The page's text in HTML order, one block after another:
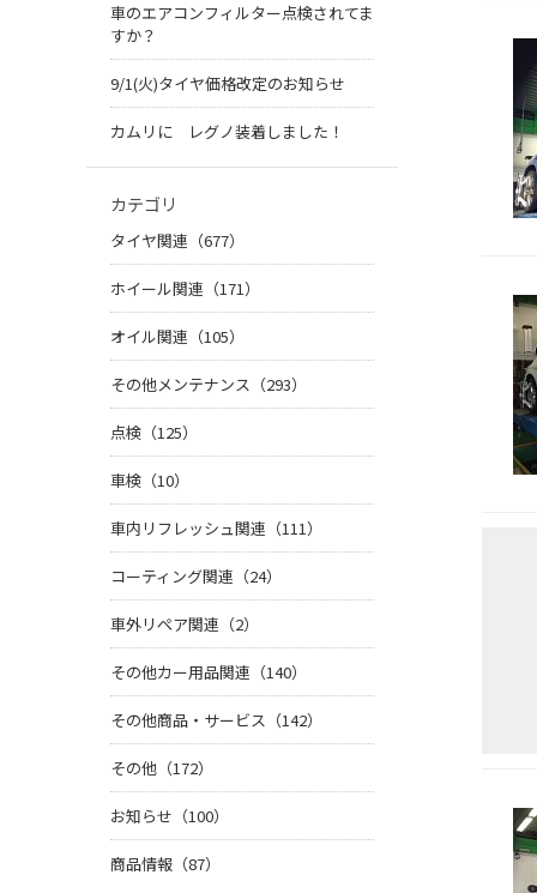
車のエアコンフィルター点検されてま
すか？
9/1(火)タイヤ価格改定のお知らせ
カムリに レグノ装着しました！
カテゴリ
タイヤ関連（677）
ホイール関連（171）
オイル関連（105）
その他メンテナンス（293）
点検（125）
車検（10）
車内リフレッシュ関連（111）
コーティング関連（24）
車外リペア関連（2）
その他カー用品関連（140）
その他商品・サービス（142）
その他（172）
お知らせ（100）
商品情報（87）